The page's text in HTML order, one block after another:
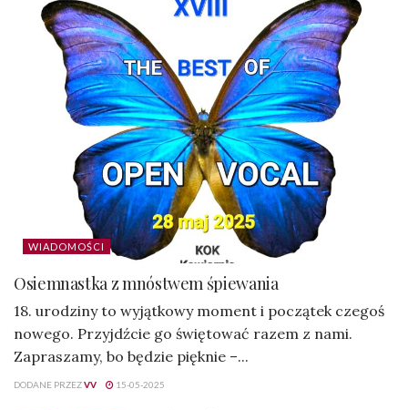
WIADOMOŚCI
Osiemnastka z mnóstwem śpiewania
18. urodziny to wyjątkowy moment i początek czegoś
nowego. Przyjdźcie go świętować razem z nami.
Zapraszamy, bo będzie pięknie –...
DODANE PRZEZVV 15-05-2025